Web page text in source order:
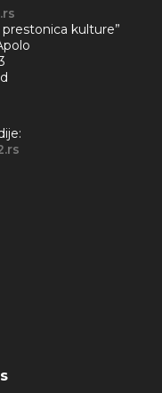
prestonica kulture”